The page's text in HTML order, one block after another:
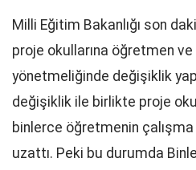
Milli Eğitim Bakanlığı son
proje okullarına öğretmen
yönetmeliğinde değişiklik
değişiklik ile birlikte proje
binlerce öğretmenin çalışma
uzattı. Peki bu durumda